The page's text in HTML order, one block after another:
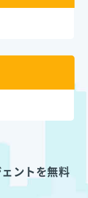
ントを無料